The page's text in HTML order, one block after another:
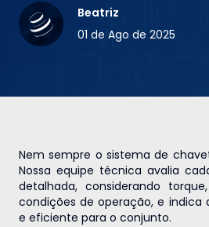
Beatriz
01 de Ago de 2025
Nem sempre o sistema de
Nossa equipe técnica avalia
detalhada, considerando
condições de operação, e indica
e eficiente para o conjunto.